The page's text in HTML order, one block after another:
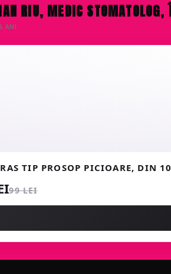
RIU, MEDIC
ANI
TIP PROSOP PICIOARE, DIN
99 LEI